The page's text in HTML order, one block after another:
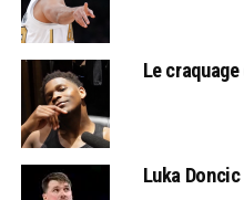
Le
Luka